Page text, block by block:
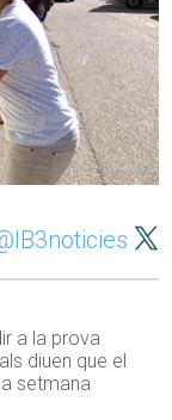
a la prova
diuen que el
setmana